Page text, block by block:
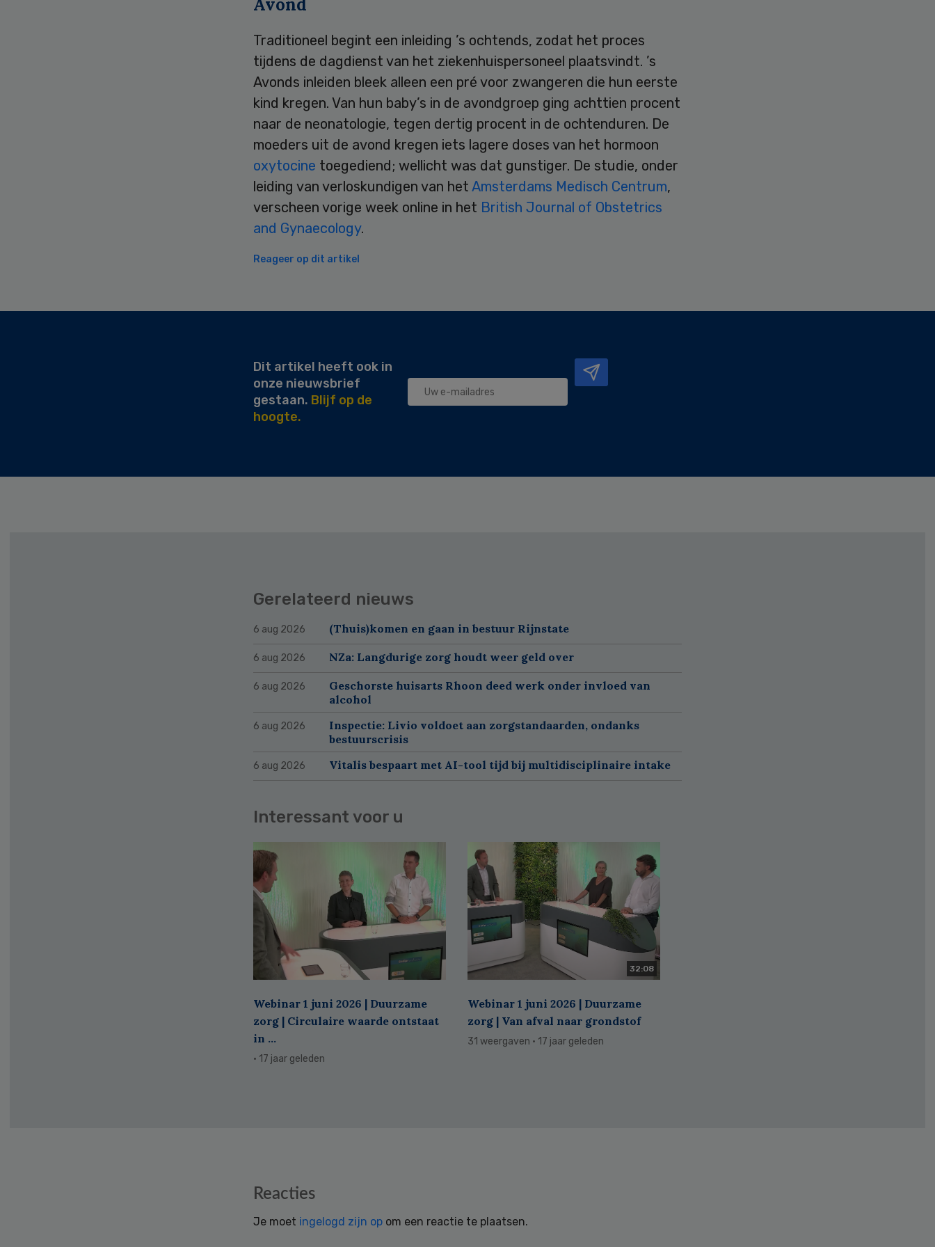
Avond
Traditioneel begint een inleiding ’s ochtends, zodat het proces
tijdens de dagdienst van het ziekenhuispersoneel plaatsvindt. ’s
Avonds inleiden bleek alleen een pré voor zwangeren die hun eerste
kind kregen. Van hun baby’s in de avondgroep ging achttien procent
naar de neonatologie, tegen dertig procent in de ochtenduren. De
moeders uit de avond kregen iets lagere doses van het hormoon
oxytocine toegediend; wellicht was dat gunstiger. De studie, onder
leiding van verloskundigen van het Amsterdams Medisch Centrum,
verscheen vorige week online in het British Journal of Obstetrics
and Gynaecology.
Reageer op dit artikel
Dit artikel heeft ook in
onze nieuwsbrief
gestaan. Blijf op de
hoogte.
Gerelateerd nieuws
6 aug 2026 (Thuis)komen en gaan in bestuur Rijnstate
6 aug 2026 NZa: Langdurige zorg houdt weer geld over
6 aug 2026
Geschorste huisarts Rhoon deed werk onder invloed van
alcohol
6 aug 2026
Inspectie: Livio voldoet aan zorgstandaarden, ondanks
bestuurscrisis
6 aug 2026 Vitalis bespaart met AI-tool tijd bij multidisciplinaire intake
Interessant voor u
Webinar 1 juni 2026 | Duurzame
zorg | Circulaire waarde ontstaat
in ...
· 17 jaar geleden
32:08
Webinar 1 juni 2026 | Duurzame
zorg | Van afval naar grondstof
31 weergaven · 17 jaar geleden
Reacties
Je moet ingelogd zijn op om een reactie te plaatsen.